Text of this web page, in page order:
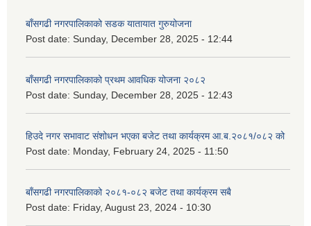
बाँसगढी नगरपालिकाको सडक यातायात गुरुयोजना
Post date: Sunday, December 28, 2025 - 12:44
बाँसगढी नगरपालिकाको प्रथम आवधिक योजना २०८२
Post date: Sunday, December 28, 2025 - 12:43
हिउदे नगर सभावाट संशोधन भएका बजेट तथा कार्यक्रम आ.ब.२०८१/०८२ को
Post date: Monday, February 24, 2025 - 11:50
बाँसगढी नगरपालिकाको २०८१-०८२ बजेट तथा कार्यक्रम सबै
Post date: Friday, August 23, 2024 - 10:30